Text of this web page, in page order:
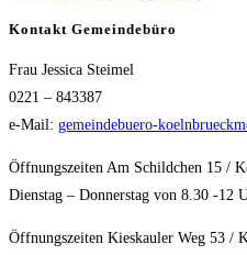
Kontakt Gemeindebüro
Frau Jessica Steimel
0221 – 843387
e-Mail: gemeindebuero-
Öffnungszeiten Am Schildchen 15 /
Dienstag – Donnerstag von 8.30 -12
Öffnungszeiten Kieskauler Weg 53 /